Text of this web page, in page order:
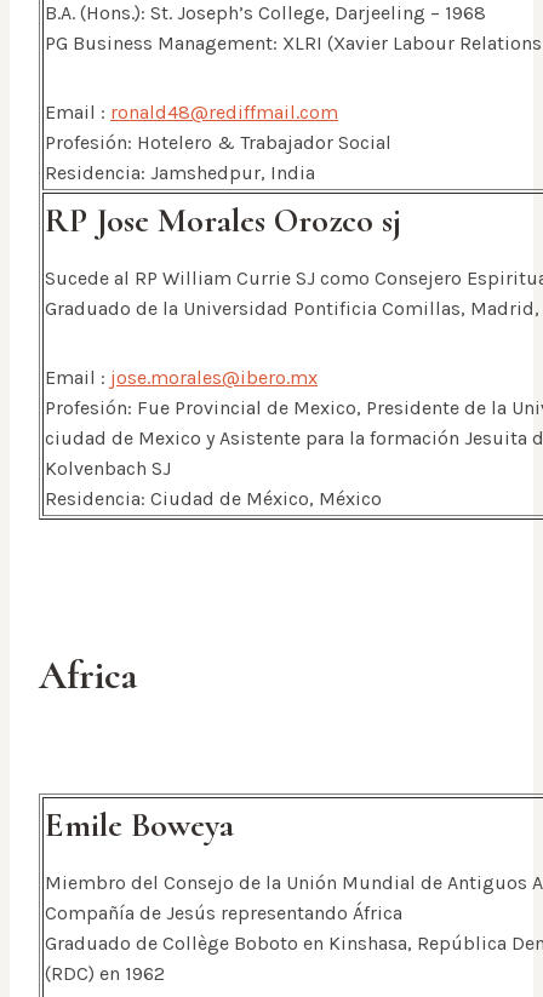
B.A. (Hons.): St. Joseph’s College, Darjeeling – 1968
PG Business Management: XLRI (Xavier Labour
Email : ronald48@rediffmail.com
Profesión: Hotelero & Trabajador Social
Residencia: Jamshedpur, India
RP Jose Morales Orozco sj
Sucede al RP William Currie SJ como Consejero
Graduado de la Universidad Pontificia Comillas,
Email : jose.morales@ibero.mx
Profesión: Fue Provincial de Mexico, Presidente de la
ciudad de Mexico y Asistente para la formación Jesuita
Kolvenbach SJ
Residencia: Ciudad de México, México
Africa
Emile Boweya
Miembro del Consejo de la Unión Mundial de Antiguos
Compañía de Jesús representando África
Graduado de Collège Boboto en Kinshasa, República
(RDC) en 1962